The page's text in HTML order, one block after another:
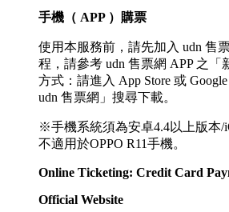
手機（ APP ）購票
使用本服務前，請先加入 udn 售
程，請參考 udn 售票網 APP 之「
方式：請進入 App Store 或
udn 售票網」搜尋下載。
※手機系統須為安卓4.4以上版本/
不適用於OPPO R11手機。
Online Ticketing: Credit Card
Official Website